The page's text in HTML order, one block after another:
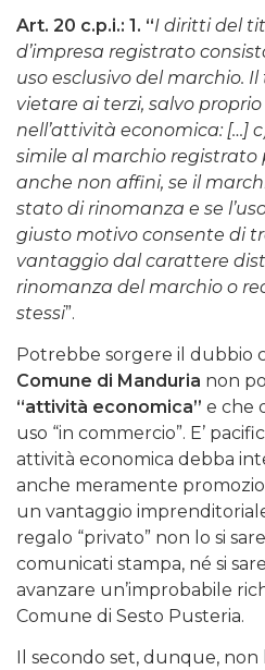
Art. 20 c.p.i.: 1. “I diritti del
d’impresa registrato
uso esclusivo del marchio.
vietare ai terzi, salvo
nell’attività economica: […]
simile al marchio registrato
anche non affini, se il
stato di rinomanza e se
giusto motivo consente di
vantaggio dal carattere
rinomanza del marchio o
stessi”.
Potrebbe sorgere il dubbio
Comune di Manduria non
“attività economica” e che
uso “in commercio”. E’
attività economica debba
anche meramente
un vantaggio
regalo “privato” non lo si
comunicati stampa, né si
avanzare un’improbabile
Comune di Sesto Pusteria.
Il secondo set, dunque, non